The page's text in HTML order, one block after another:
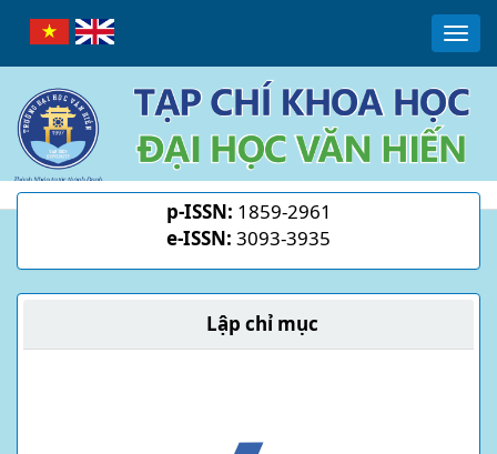
Navigation
Main
Content
Sidebar
p-ISSN: 1859-2961
e-ISSN: 3093-3935
Lập chỉ mục